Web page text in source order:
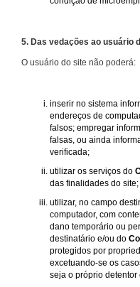
5. Das vedações ao usuário
O usuário do site não poderá:
inserir no sistema
endereços de
falsos; empregar
falsas, ou ainda
verificada;
utilizar os serviços do
das finalidades do site;
utilizar, no campo
computador, com
dano temporário ou
destinatário e/ou do
protegidos por
excetuando-se os
seja o próprio detentor